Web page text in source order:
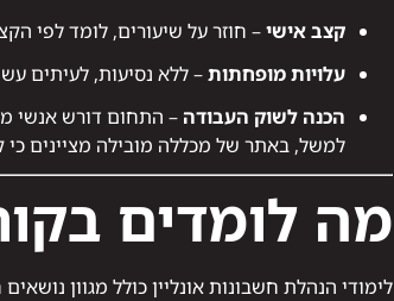
קצב אישי– חוזר על שיעורים, לומד לפי
עלויות מופחתות– ללא נסיעות, לעיתים
הכנה לשוק העבודה – התחום דורש אנשי
למשל, באתר של מכללה מובילה מציינים כי
מה לומדים
לימודי הנהלת חשבונות אונליין כולל מגוון